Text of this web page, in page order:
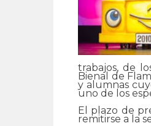
trabajos, de
Bienal de
y alumnas
uno de los
El plazo de
remitirse a la